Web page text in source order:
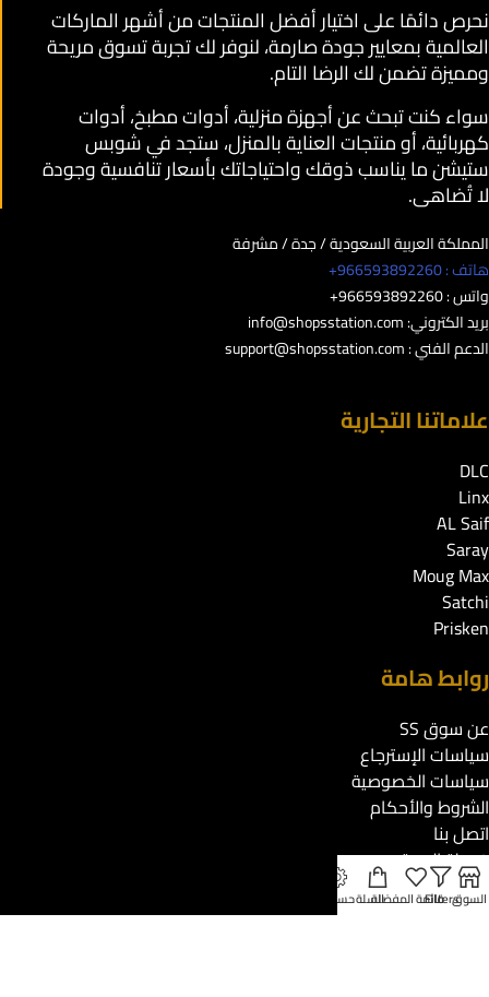
نحرص دائمًا على اختيار أفضل المنتجات من أشهر الماركات
العالمية بمعايير جودة صارمة، لنوفر لك تجربة تسوق مريحة
ومميزة تضمن لك الرضا التام.
سواء كنت تبحث عن أجهزة منزلية، أدوات مطبخ، أدوات
كهربائية، أو منتجات العناية بالمنزل، ستجد في شوبس
ستيشن ما يناسب ذوقك واحتياجاتك بأسعار تنافسية وجودة
لا تُضاهى.
المملكة العربية السعودية / جدة / مشرفة
هاتف : 966593892260+
واتس : 966593892260+
بريد الكتروني:info@shopsstation.com
الدعم الفني :support@shopsstation.com
علاماتنا التجارية
DLC
Linx
AL Saif
Saray
Moug Max
Satchi
Prisken
روابط هامة
عن سوق SS
سياسات الإسترجاع
سياسات الخصوصية
الشروط والأحكام
اتصل بنا
خريطة الموقع
دعم العملاء
السوقFilters
قائمة المفضلةالسلةحسابي